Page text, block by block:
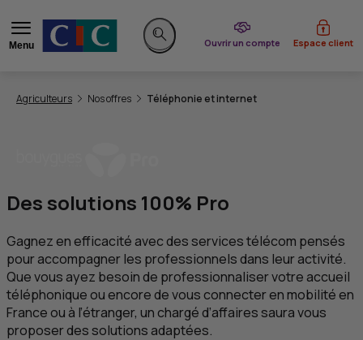
Menu
Rechercher sur le site
Ouvrir un compte
du CIC Espace client
Agriculteurs Nos offres Téléphonie et internet
Des solutions 100% Pro
Gagnez en efficacité avec des services télécom pensés
pour accompagner les professionnels dans leur activité.
Que vous ayez besoin de professionnaliser votre accueil
téléphonique ou encore de vous connecter en mobilité en
France ou à l’étranger, un chargé d’affaires saura vous
proposer des solutions adaptées.